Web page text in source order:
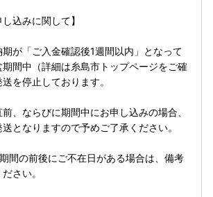
込みに関して】
が「ご入金確認後1週間以内」となって
間中（詳細は糸島市トップページをご確
を停止しております。
、ならびに期間中にお申し込みの場合、
となりますので予めご了承ください。
間の前後にご不在日がある場合は、備考
さい。